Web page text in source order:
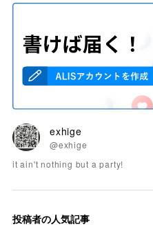
exhige
@exhige
it ain't nothing but a party!
投稿者の人気記事